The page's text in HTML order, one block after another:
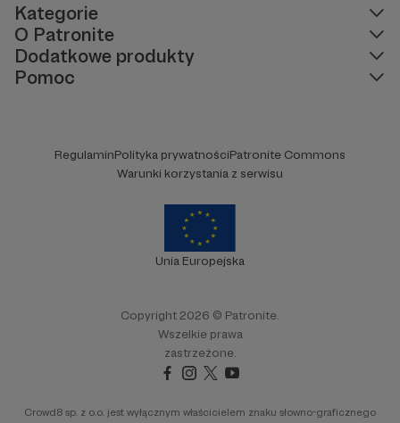
Kategorie
O Patronite
Dodatkowe produkty
Pomoc
RegulaminPolityka prywatnościPatronite Commons
Warunki korzystania z serwisu
Unia Europejska
Copyright 2026 © Patronite.
Wszelkie prawa
zastrzeżone.
Crowd8 sp. z o.o. jest wyłącznym właścicielem znaku słowno-graficznego